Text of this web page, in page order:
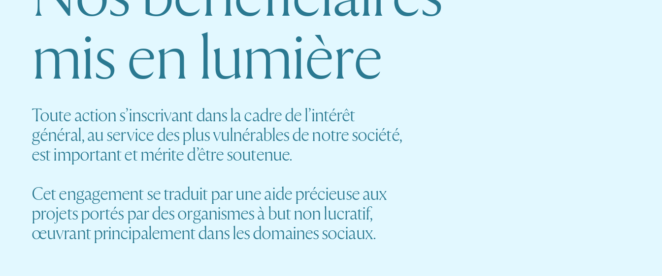
misen lumière
Toute action s’inscrivant dans la cadre de l’intérêt
général, au service des plus vulnérables de notre société,
est important et mérite d’être soutenue.
Cet engagement se traduit par une aide précieuse aux
projets portés par des organismes à but non lucratif,
œuvrant principalement dans les domaines sociaux.